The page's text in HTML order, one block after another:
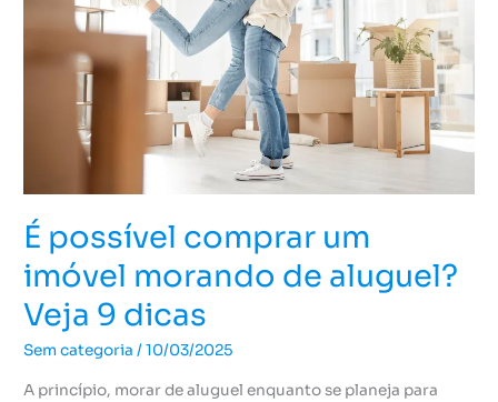
É possível comprar um
imóvel morando de aluguel?
Veja 9 dicas
Sem categoria /10/03/2025
A princípio, morar de aluguel enquanto se planeja para
morando
aluguel?